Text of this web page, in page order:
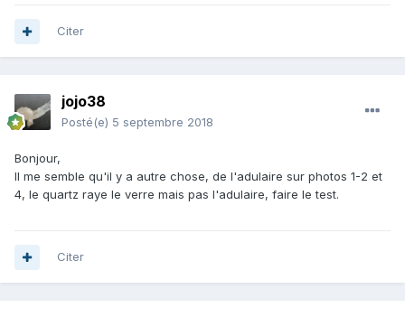
Citer
jojo38
Posté(e) 5 septembre 2018
Bonjour,
Il me semble qu'il y a autre chose, de l'adulaire sur photos 1-2 et
4, le quartz raye le verre mais pas l'adulaire, faire le test.
Citer